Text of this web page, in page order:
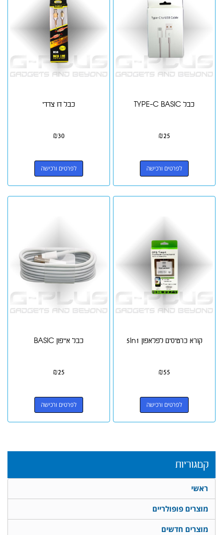
כבל TYPE-C BASIC
₪25
לפרטים ורכישה
כבל דו צדדי
₪30
לפרטים ורכישה
קורא כרטיסים לפלאפון 5In1
₪55
לפרטים ורכישה
כבל אייפון BASIC
₪25
לפרטים ורכישה
קטגוריות
ראשי
מוצרים פופולריים
מוצרים חדשים